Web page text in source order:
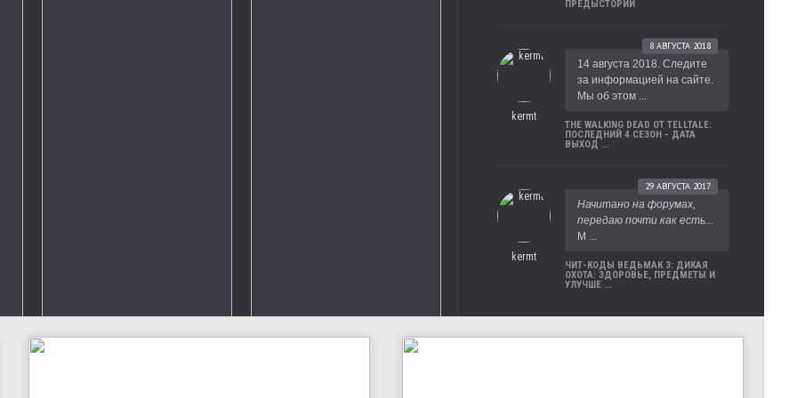
ПРЕДЫСТОРИИ
kermt
8 АВГУСТА 2018
14 августа 2018. Следите
за информацией на сайте.
Мы об этом ...
THE WALKING DEAD ОТ TELLTALE:
ПОСЛЕДНИЙ 4 СЕЗОН - ДАТА
ВЫХОД ...
kermt
29 АВГУСТА 2017
Начитано на форумах,
передаю почти как есть...
М ...
ЧИТ-КОДЫ ВЕДЬМАК 3: ДИКАЯ
ОХОТА: ЗДОРОВЬЕ, ПРЕДМЕТЫ И
УЛУЧШЕ ...